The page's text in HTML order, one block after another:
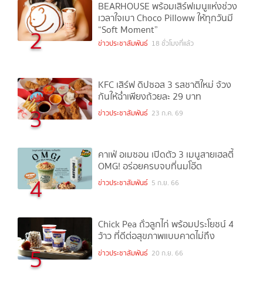
2
BEARHOUSE พร้อมเสิร์ฟเมนูแห่งช่วง
เวลาใจเบา Choco Pilloww ให้ทุกวันมี
“Soft Moment”
ข่าวประชาสัมพันธ์ 18 ชั่วโมงที่แล้ว
3
KFC เสิร์ฟ ดิปซอส 3 รสชาติใหม่ จ้วง
กันให้ฉ่ำเพียงถ้วยละ 29 บาท
ข่าวประชาสัมพันธ์ 23 ก.ค. 69
4
คาเฟ่ อเมซอน เปิดตัว 3 เมนูสายเฮลตี้
OMG! อร่อยครบจบที่นมโอ๊ต
ข่าวประชาสัมพันธ์ 5 ก.ย. 66
5
Chick Pea ถั่วลูกไก่ พร้อมประโยชน์ 4
ว้าว ที่ดีต่อสุขภาพแบบคาดไม่ถึง
ข่าวประชาสัมพันธ์ 20 ก.ย. 66